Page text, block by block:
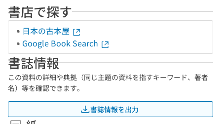
書店で探す
日本の古本屋
Google Book Search
書誌情報
この資料の詳細や典拠（同じ主題の資料を指すキーワード、著者
名）等を確認できます。
書誌情報を出力